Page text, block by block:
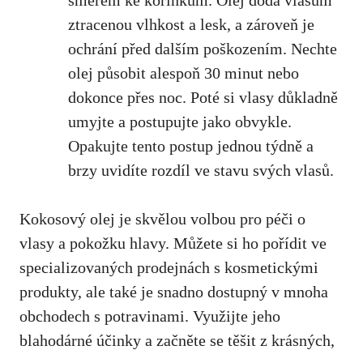
ztracenou vlhkost a lesk, a zároveň je
ochrání před dalším poškozením. Nechte
olej působit alespoň 30 minut nebo
dokonce přes noc. Poté si vlasy důkladně
umyjte a postupujte jako obvykle.
Opakujte tento postup jednou týdně a
brzy uvidíte rozdíl ve stavu svých vlasů.
Kokosový olej je skvělou volbou pro péči o
vlasy a pokožku hlavy. Můžete si ho pořídit ve
specializovaných prodejnách s kosmetickými
produkty, ale také je snadno dostupný v mnoha
obchodech s potravinami. Využijte jeho
blahodárné účinky a začněte se těšit z krásných,